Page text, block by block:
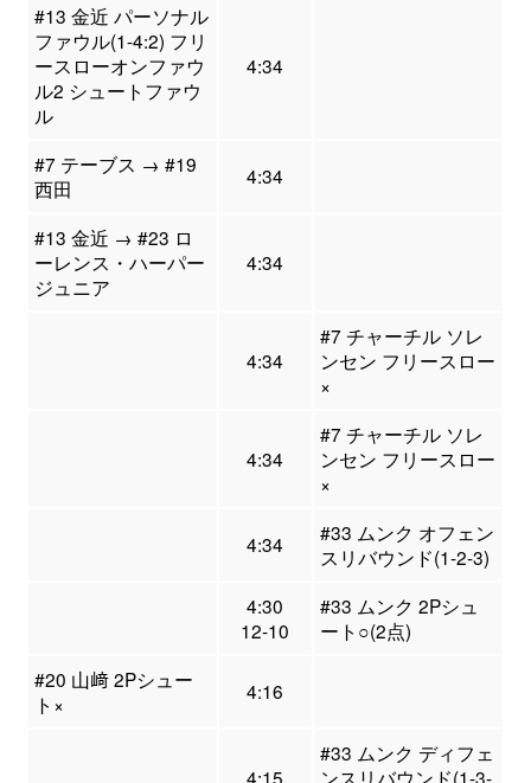
#13 金近 パーソナル
ファウル(1-4:2) フリ
ースローオンファウ
ル2 シュートファウ
ル
4:34
#7 テーブス → #19
西田
4:34
#13 金近 → #23 ロ
ーレンス・ハーパー
ジュニア
4:34
4:34
#7 チャーチル ソレ
ンセン フリースロー
×
4:34
#7 チャーチル ソレ
ンセン フリースロー
×
4:34
#33 ムンク オフェン
スリバウンド(1-2-3)
4:30
12-10
#33 ムンク 2Pシュ
ート○(2点)
#20 山﨑 2Pシュー
ト×
4:16
4:15
#33 ムンク ディフェ
ンスリバウンド(1-3-